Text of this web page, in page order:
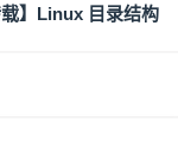
】Linux 目录结构